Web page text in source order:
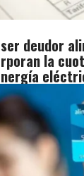
deudor
la